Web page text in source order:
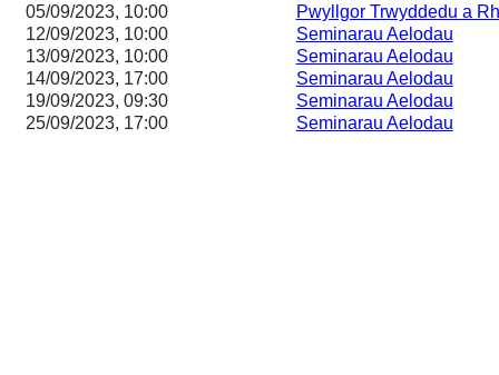
05/09/2023, 10:00
Pwyllgor Trwyddedu a
12/09/2023, 10:00
Seminarau Aelodau
13/09/2023, 10:00 Seminarau Aelodau
14/09/2023, 17:00 Seminarau Aelodau
19/09/2023, 09:30 Seminarau Aelodau
25/09/2023, 17:00 Seminarau Aelodau